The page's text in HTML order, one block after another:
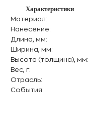
Характеристики
Материал:
Нанесение:
Длина, мм:
Ширина, мм:
Высота (толщина), мм:
Вес, г:
Отрасль:
События: